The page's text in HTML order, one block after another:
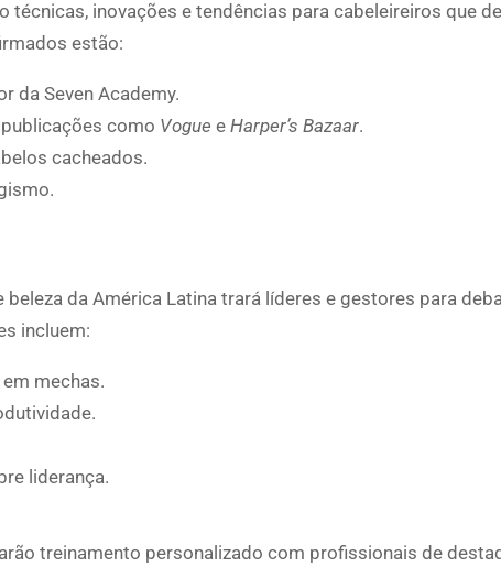
inovações e tendências para cabeleireiros que
estão:
da Seven Academy.
como Vogue e Harper’s Bazaar.
cacheados.
da América Latina trará líderes e gestores para
incluem:
mechas.
liderança.
treinamento personalizado com profissionais de